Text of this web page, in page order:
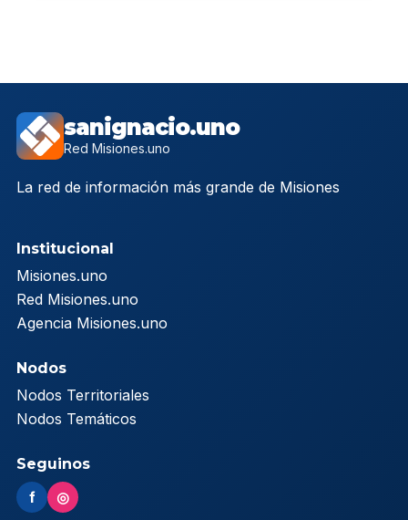
sanignacio.uno
Red Misiones.uno
La red de información más grande de Misiones
Institucional
Misiones.uno
Red Misiones.uno
Agencia Misiones.uno
Nodos
Nodos Territoriales
Nodos Temáticos
Seguinos
f ◎